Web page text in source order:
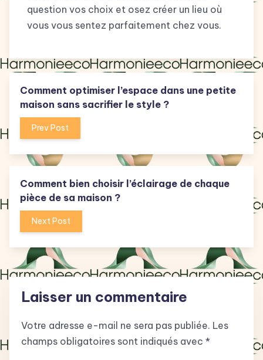
question vos choix et osez créer un lieu où
vous vous sentez parfaitement chez vous.
Comment optimiser l’espace dans une petite
maison sans sacrifier le style ?
Prev Post
Comment bien choisir l’éclairage de chaque
pièce de sa maison ?
Next Post
Laisser un commentaire
Votre adresse e-mail ne sera pas publiée. Les
champs obligatoires sont indiqués avec *